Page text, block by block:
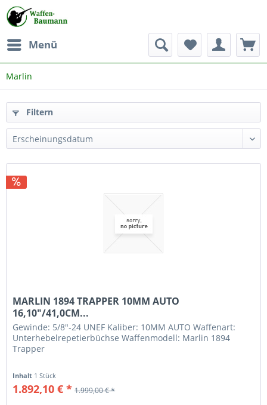
Menü
Marlin
Filtern
MARLIN 1894 TRAPPER 10MM AUTO
16,10"/41,0CM...
Gewinde: 5/8"-24 UNEF Kaliber: 10MM AUTO Waffenart:
Unterhebelrepetierbüchse Waffenmodell: Marlin 1894
Trapper
Inhalt 1 Stück
1.892,10 € * 1.999,00 € *